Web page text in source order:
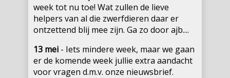
week tot nu toe! Wat zullen de lieve
helpers van al die zwerfdieren daar er
ontzettend blij mee zijn. Ga zo door ajb....
13 mei - Iets mindere week, maar we gaan
er de komende week jullie extra aandacht
voor vragen d.m.v. onze nieuwsbrief.